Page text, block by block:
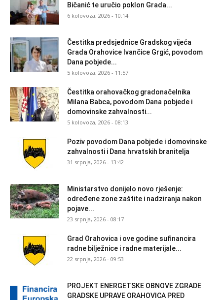
Bičanić te uručio poklon Grada...
6 kolovoza, 2026 - 10:14
Čestitka predsjednice Gradskog vijeća
Grada Orahovice Ivančice Grgić, povodom
Dana pobjede...
5 kolovoza, 2026 - 11:57
Čestitka orahovačkog gradonačelnika
Milana Babca, povodom Dana pobjede i
domovinske zahvalnosti...
5 kolovoza, 2026 - 08:13
Poziv povodom Dana pobjede i domovinske
zahvalnosti i Dana hrvatskih branitelja
31 srpnja, 2026 - 13:42
Ministarstvo donijelo novo rješenje:
određene zone zaštite i nadziranja nakon
pojave...
23 srpnja, 2026 - 08:17
Grad Orahovica i ove godine sufinancira
radne bilježnice i radne materijale...
22 srpnja, 2026 - 09:53
PROJEKT ENERGETSKE OBNOVE ZGRADE
GRADSKE UPRAVE ORAHOVICA PRED